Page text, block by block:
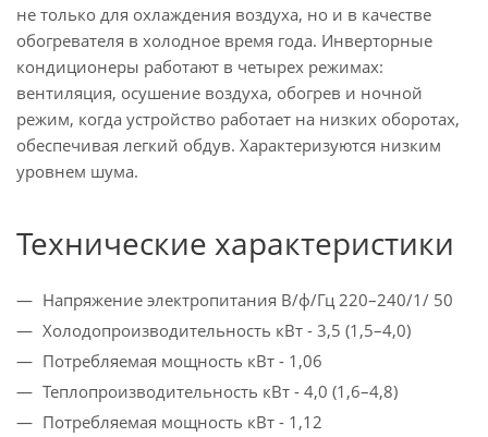
не только для охлаждения воздуха, но и в качестве
обогревателя в холодное время года. Инверторные
кондиционеры работают в четырех режимах:
вентиляция, осушение воздуха, обогрев и ночной
режим, когда устройство работает на низких оборотах,
обеспечивая легкий обдув. Характеризуются низким
уровнем шума.
Технические характеристики
Напряжение электропитания В/ф/Гц 220–240/1/ 50
Холодопроизводительность кВт - 3,5 (1,5–4,0)
Потребляемая мощность кВт - 1,06
Теплопроизводительность кВт - 4,0 (1,6–4,8)
Потребляемая мощность кВт - 1,12